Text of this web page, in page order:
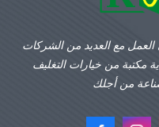
العمل مع العديد من الشركات
مكتبة من خيارات التغليف